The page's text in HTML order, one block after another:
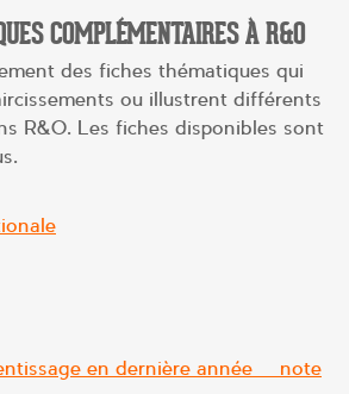
COMPLÉMENTAIRES À R&O
des fiches thématiques qui
ou illustrent différents
R&O. Les fiches disponibles sont
en dernière année – note